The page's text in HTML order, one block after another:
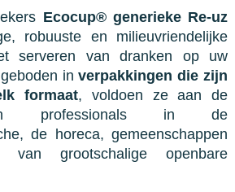
Ecocup® generieke Re-uz
robuuste en milieuvriendelijke
serveren van dranken op uw
inverpakkingen die zijn
formaat, voldoen ze aan de
professionals in de
de horeca, gemeenschappen
van grootschalige openbare